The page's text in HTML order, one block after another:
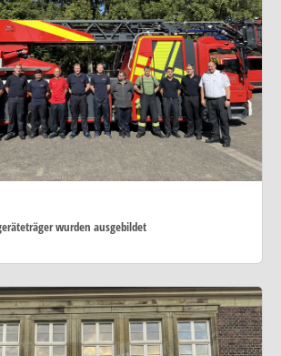
wurden ausgebildet